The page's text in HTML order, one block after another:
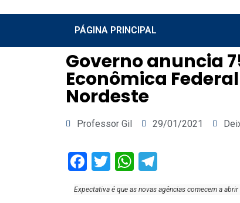
PÁGINA PRINCIPAL
Governo anuncia
Econômica
Nordeste
Professor Gil 29/01/2021
Facebook
TwitterWhatsApp
Expectativa é que as novas agências comecem a